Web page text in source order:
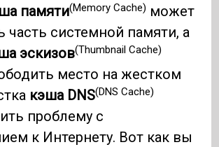
памяти(Memory Cache) может
часть системной памяти, а
эскизов(Thumbnail Cache)
место на жестком
кэша DNS(DNS Cache)
проблему с
к Интернету. Вот как вы